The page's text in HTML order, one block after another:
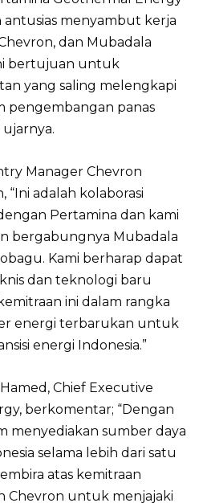
menyambut kerja
dan Mubadala
bertujuan untuk
yang saling melengkapi
pengembangan panas
Manager Chevron
“Ini adalah kolaborasi
Pertamina dan kami
bergabungnya Mubadala
Kami berharap dapat
dan teknologi baru
ini dalam rangka
energi terbarukan untuk
energi Indonesia.”
Chief Executive
berkomentar; “Dengan
menyediakan sumber daya
selama lebih dari satu
atas kemitraan
Chevron untuk menjajaki